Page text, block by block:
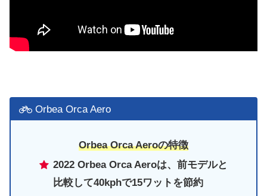
Orbea Orca Aero
Orbea Orca Aeroの特徴
2022 Orbea Orca Aeroは、前モデルと
比較して40kphで15ワットを節約